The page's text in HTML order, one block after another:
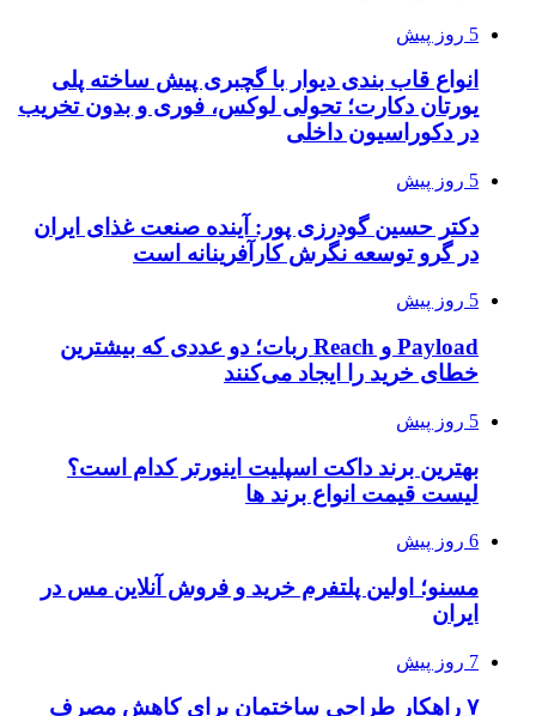
5 روز پیش
انواع قاب بندی دیوار با گچبری پیش ساخته پلی
یورتان دکارت؛ تحولی لوکس، فوری و بدون تخریب
در دکوراسیون داخلی
5 روز پیش
دکتر حسین گودرزی پور: آینده صنعت غذای ایران
در گرو توسعه نگرش کارآفرینانه است
5 روز پیش
Payload و Reach ربات؛ دو عددی که بیشترین
خطای خرید را ایجاد می‌کنند
5 روز پیش
بهترین برند داکت اسپلیت اینورتر کدام است؟
لیست قیمت انواع برند ها
6 روز پیش
مسنو؛ اولین پلتفرم خرید و فروش آنلاین مس در
ایران
7 روز پیش
۷ راهکار طراحی ساختمان برای کاهش مصرف